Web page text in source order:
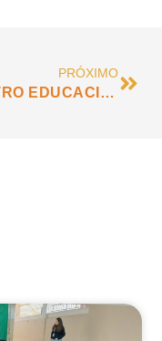
PRÓXIMO
CENTRO EDUCACIONAL VIVA A VIDA